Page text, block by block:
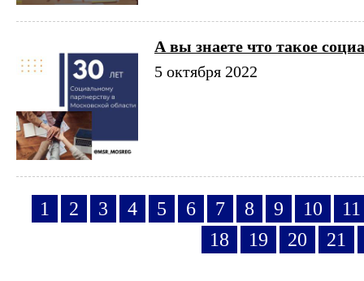
А вы знаете что такое
5 октября 2022
1 2 3 4 5 6 7 8 9 10
11
18
19 20 21